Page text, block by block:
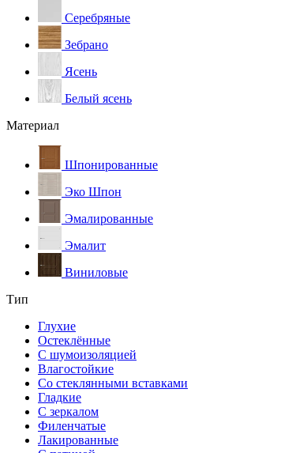
Серебряные
Зебрано
Ясень
Белый ясень
Материал
Шпонированные
Эко Шпон
Эмалированные
Эмалит
Виниловые
Тип
Глухие
Остеклённые
С шумоизоляцией
Влагостойкие
Со стеклянными вставками
Гладкие
С зеркалом
Филенчатые
Лакированные